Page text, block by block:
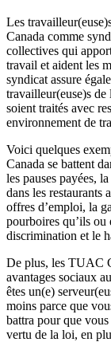
Les
Canada comme
collectives qui
travail et aident les
syndicat assure
travailleur(euse)s de
soient traités avec
environnement de
Voici quelques
Canada se battent
les pauses payées,
dans les restaurants
offres d’emploi, la
pourboires qu’ils ou
discrimination et le
De plus, les TUAC
avantages sociaux
êtes un(e)
moins parce que
battra pour que
vertu de la loi, en